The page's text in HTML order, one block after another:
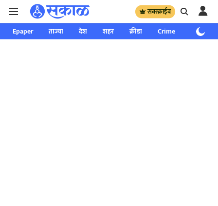
सबस्क्राईब
Epaper ताज्या देश शहर क्रीडा Crime साप्ताहिक